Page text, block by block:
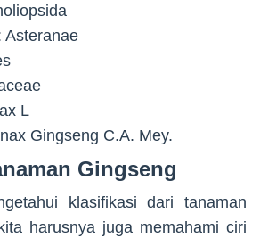
Asteranae
L
Gingseng C.A. Mey.
Gingseng
klasifikasi dari tanaman
harusnya juga memahami ciri